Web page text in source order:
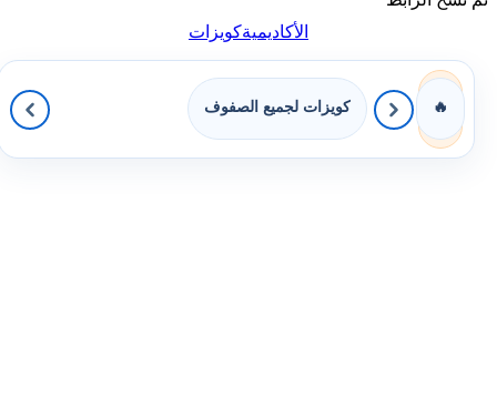
الأكاديميةكويزات
🔥 كويزات لجميع الصفوف